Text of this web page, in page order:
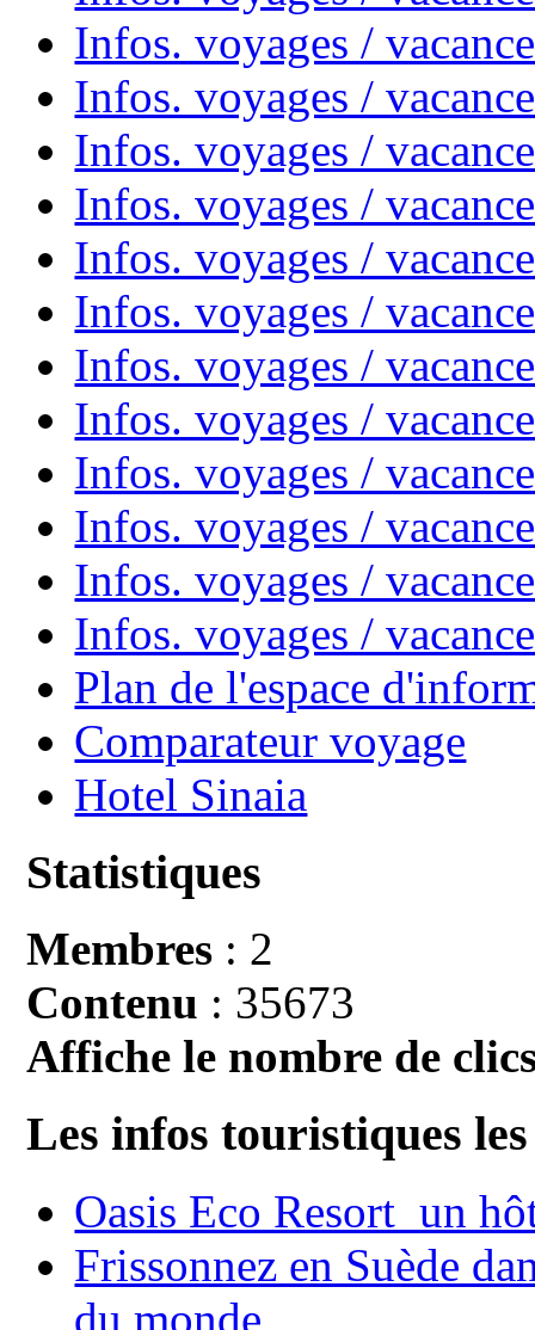
Infos. voyages /
Infos. voyages /
Infos. voyages /
Infos. voyages /
Infos. voyages /
Infos. voyages /
Infos. voyages /
Infos. voyages /
Infos. voyages /
Infos. voyages /
Infos. voyages /
Infos. voyages /
Plan de l'espace
Comparateur voyage
Hotel Sinaia
Statistiques
Membres : 2
Contenu : 35673
Affiche le nombre de
Les infos touristiques
Oasis Eco Resort un
Frissonnez en Suède
du monde